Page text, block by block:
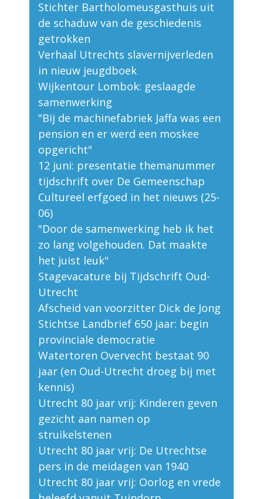
Stichter Bartholomeusgasthuis uit
de schaduw van de geschiedenis
getrokken
Verhaal Utrechts slavernijverleden
in nieuw jeugdboek
Wijkentour Lombok: geslaagde
samenwerking
"Bij de machinefabriek Jaffa was een
pension en er werd een moskee
opgericht"
12 juni: presentatie themanummer
tijdschrift over De Gemeenschap
Cultureel erfgoed in het nieuws (25-
06)
"Door de samenwerking heb ik het
zo lang volgehouden. Dat maakte
het juist leuk"
Stagevacature bij Tijdschrift Oud-
Utrecht
Afscheid van voorzitter Dick de Jong
Stichtse Landbrief 650 jaar: begin
provinciale democratie
Watertoren Overvecht bestaat 90
jaar (en Oud-Utrecht droeg bij met
kennis)
Utrecht 80 jaar vrij: Kinderen geven
gezicht aan namen op
struikelstenen
Utrecht 80 jaar vrij: De Utrechtse
pers in de meidagen van 1940
Utrecht 80 jaar vrij: Oorlog en vrede